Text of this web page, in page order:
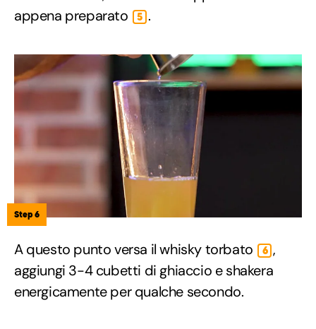
appena preparato
5 .
Step 6
A questo punto versa il whisky torbato 6 ,
aggiungi 3-4 cubetti di ghiaccio e shakera
energicamente per qualche secondo.